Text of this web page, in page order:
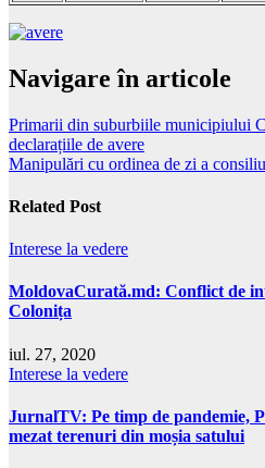
Navigare în articole
Primarii din suburbiile municipiului
declarațiile de avere
Manipulări cu ordinea de zi a
Related Post
Interese la vedere
MoldovaCurată.md: Conflict de
Colonița
iul. 27, 2020
Interese la vedere
JurnalTV: Pe timp de pandemie,
mezat terenuri din moșia satului